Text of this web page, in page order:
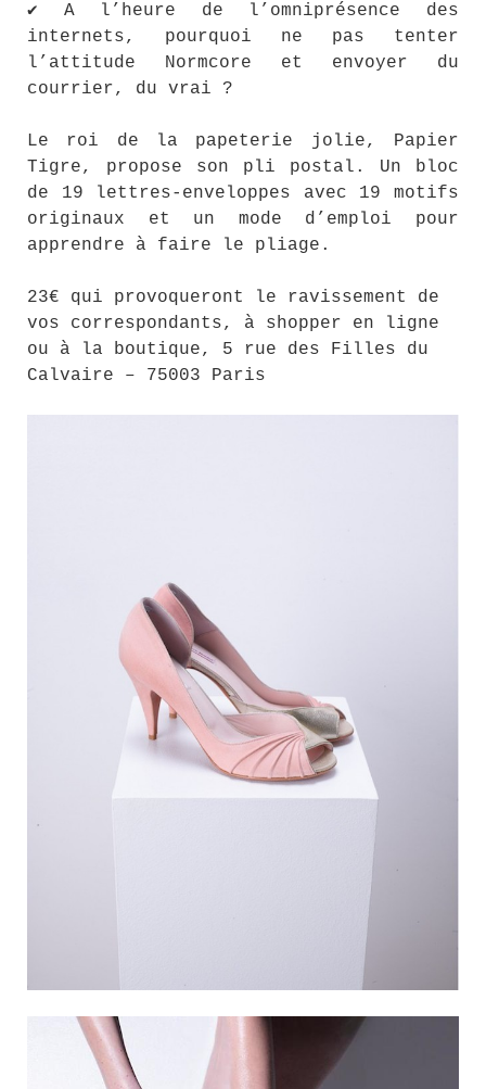
✔ A l’heure de l’omniprésence des
internets, pourquoi ne pas tenter
l’attitude Normcore et envoyer du
courrier, du vrai ?
Le roi de la papeterie jolie, Papier
Tigre, propose son pli postal. Un bloc
de 19 lettres-enveloppes avec 19 motifs
originaux et un mode d’emploi pour
apprendre à faire le pliage.
23€ qui provoqueront le ravissement de
vos correspondants, à shopper en ligne
ou à la boutique, 5 rue des Filles du
Calvaire – 75003 Paris